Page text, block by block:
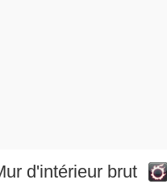
d'intérieur brut